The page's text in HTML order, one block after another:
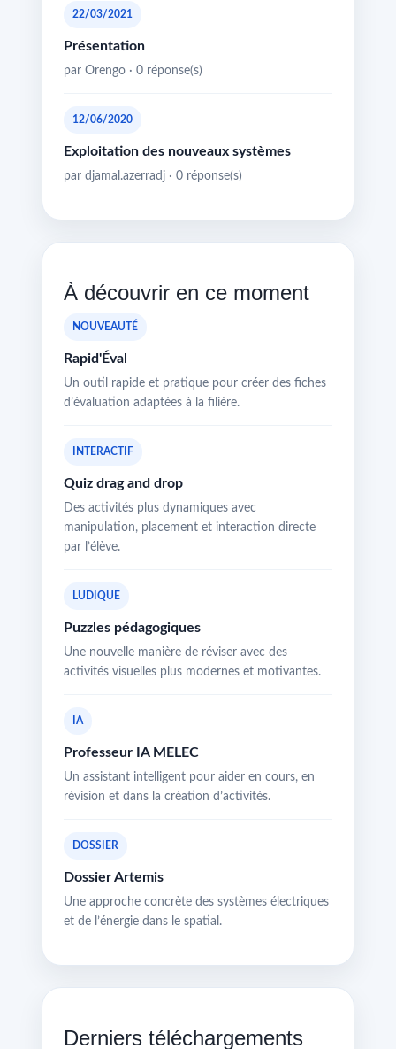
22/03/2021
Présentation
par Orengo · 0 réponse(s)
12/06/2020
Exploitation des nouveaux systèmes
par djamal.azerradj · 0 réponse(s)
À découvrir en ce moment
NOUVEAUTÉ
Rapid'Éval
Un outil rapide et pratique pour créer des fiches
d’évaluation adaptées à la filière.
INTERACTIF
Quiz drag and drop
Des activités plus dynamiques avec
manipulation, placement et interaction directe
par l’élève.
LUDIQUE
Puzzles pédagogiques
Une nouvelle manière de réviser avec des
activités visuelles plus modernes et motivantes.
IA
Professeur IA MELEC
Un assistant intelligent pour aider en cours, en
révision et dans la création d’activités.
DOSSIER
Dossier Artemis
Une approche concrète des systèmes électriques
et de l’énergie dans le spatial.
Derniers téléchargements